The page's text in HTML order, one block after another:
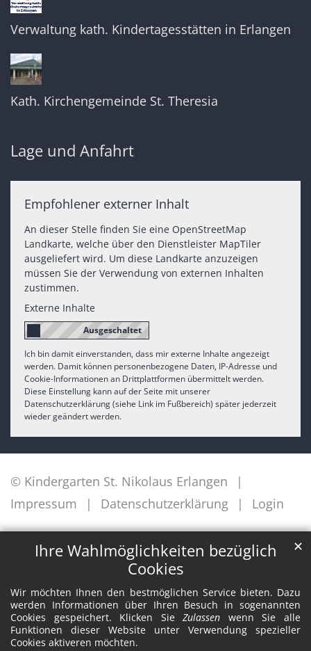
Ihre Wahlmöglichkeiten bezüglich
Cookies
Wir möchten Ihnen den bestmöglichen Service bieten. Dazu
werden Informationen über Ihren Besuch in sogenannten
Cookies gespeichert. Klicken SieZulassen wenn Sie alle
Funktionen dieser Website unter Verwendung spezieller
Cookies aktiveren möchten.
✕
Verwaltung kath. Kindertagesstätten in Erlangen
Kath. Kirchengemeinde St. Theresia
Lage und Anfahrt
Empfohlener externer Inhalt
An dieser Stelle finden Sie eine OpenStreetMap
Landkarte, welche über den Dienstleister MapTiler
ausgeliefert wird. Um diese Landkarte anzuzeigen
müssen Sie der Verwendung von externen Inhalten
zustimmen.
Externe Inhalte
Ich bin damit einverstanden, dass mir externe Inhalte angezeigt
werden. Damit können personenbezogene Daten, IP-Adresse und
Cookie-Informationen an Drittplattformen übermittelt werden.
Diese Einstellung kann auf der Seite mit unserer
Datenschutzerklärung (siehe Link im Fußbereich) später jederzeit
wieder geändert werden.
© Kindergarten St. Nikolaus Erlangen
Impressum
Datenschutzerklärung Login